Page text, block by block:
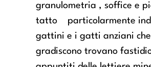
granulometria , soffice e
tatto particolarmente
gattini e i gatti anziani
gradiscono trovano